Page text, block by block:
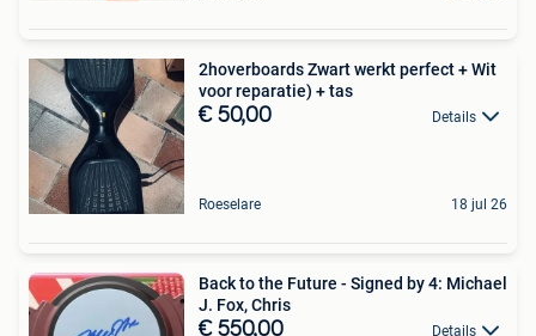
2hoverboards Zwart werkt perfect + Wit
voor reparatie) + tas
€ 50,00 Details
Roeselare 18 jul 26
Back to the Future - Signed by 4: Michael
J. Fox, Chris
€ 550,00 Details